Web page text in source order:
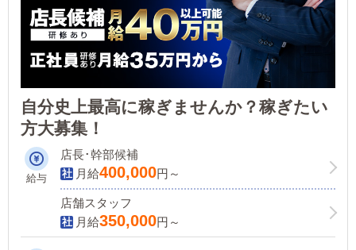
自分史上最高に稼ぎませんか？稼ぎたい
方大募集！
給与
店長･幹部候補
月給400,000円～
店舗スタッフ
月給350,000円～